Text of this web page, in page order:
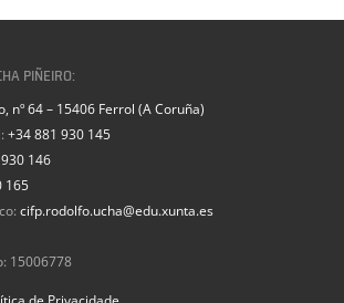
PIÑEIRO:
nº 64 – 15406 Ferrol (A Coruña)
+34 881 930 145
146
165
cifp.rodolfo.ucha@edu.xunta.es
15006778